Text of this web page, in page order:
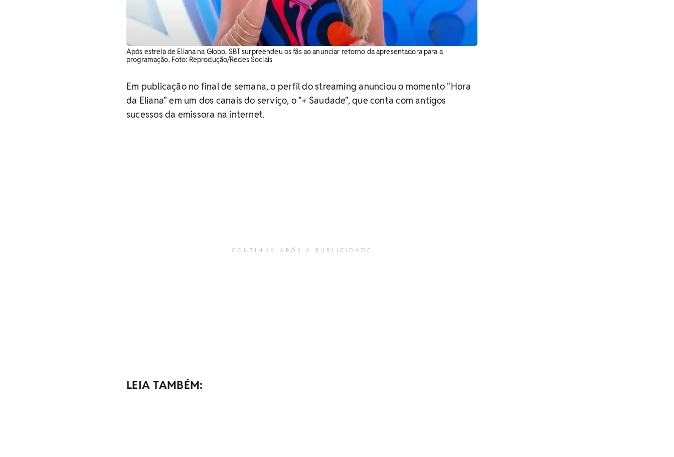
Após estreia de Eliana na Globo, SBT surpreendeu os fãs ao anunciar retorno da apresentadora para a
programação. Foto: Reprodução/Redes Sociais
Em publicação no final de semana, o perfil do streaming anunciou o momento "Hora
da Eliana" em um dos canais do serviço, o "+ Saudade", que conta com antigos
sucessos da emissora na internet.
CONTINUA APÓS A PUBLICIDADE
LEIA TAMBÉM: